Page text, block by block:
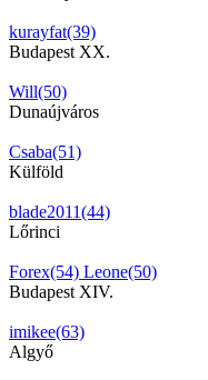
kurayfat(39)
Budapest XX.
Will(50)
Dunaújváros
Csaba(51)
Külföld
blade2011(44)
Lőrinci
Forex(54) Leone(50)
Budapest XIV.
imikee(63)
Algyő